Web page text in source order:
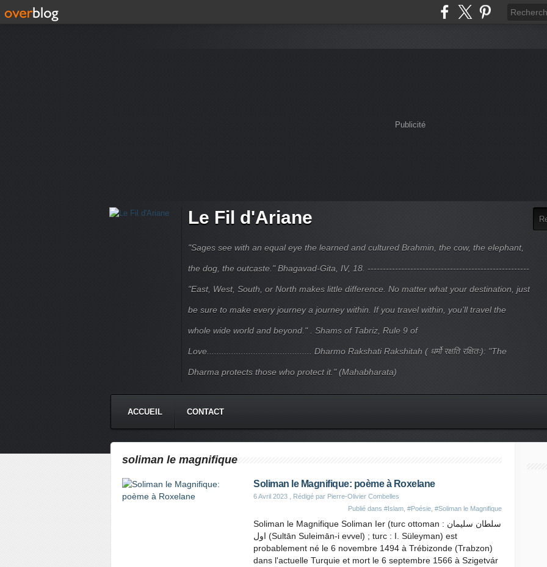
Publicité
Le Fil d'Ariane
"Sages see with an equal eye the learned and cultured Brahmin, the cow, the elephant,
the dog, the outcaste." Bhagavad-Gita, IV, 18. -----------------------------------------------------
"East, West, South, or North makes little difference. No matter what your destination, just
be sure to make every journey a journey within. If you travel within, you’ll travel the
whole wide world and beyond." . Shams of Tabriz, Rule 9 of
Love........................................... Dharmo Rakshati Rakshitah ( धर्मो रक्षति रक्षितः): "The
Dharma protects those who protect it." (Mahabharata)
ACCUEIL CONTACT
soliman le magnifique
Soliman le Magnifique: poème à Roxelane
6 Avril 2023 , Rédigé par Pierre-Olivier Combelles
Publié dans #Islam #Poésie #Soliman le Magnifique
Soliman le Magnifique Soliman Ier (turc ottoman : سلطان سليمان
اول (Sultān Suleimān-i evvel) ; turc : I. Süleyman) est
probablement né le 6 novembre 1494 à Trébizonde (Trabzon)
dans l'actuelle Turquie et mort le 6 septembre 1566 à Szigetvár